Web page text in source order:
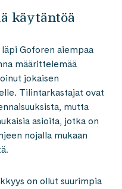
käytäntöä
Goforen aiempaa
määrittelemää
jokaisen
Tilintarkastajat ovat
mutta
asioita, jotka on
nojalla mukaan
on ollut suurimpia